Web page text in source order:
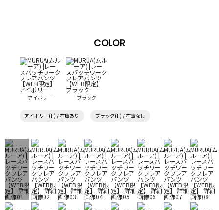
COLOR
アイボリー ブラック
アイボリー(F) / 在庫あり ブラック(F) / 在庫なし